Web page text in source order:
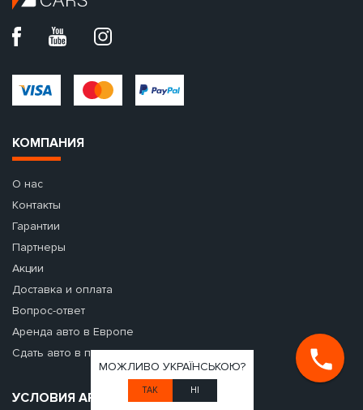
МОЖЛИВО УКРАЇНСЬКОЮ?
ТАК НІ
КОМПАНИЯ
О нас
Контакты
Гарантии
Партнеры
Акции
Доставка и оплата
Вопрос-ответ
Аренда авто в Европе
Сдать авто в прокат
УСЛОВИЯ АРЕНДЫ